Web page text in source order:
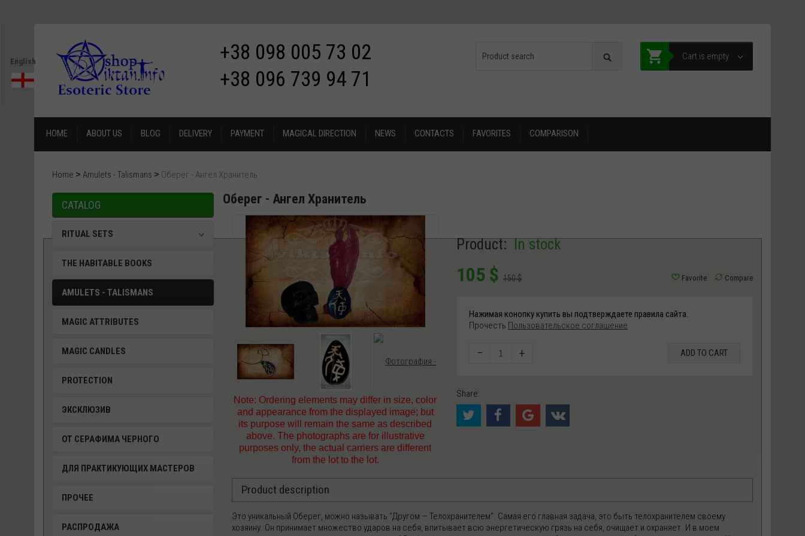
English
+38 098 005 73 02
+38 096 739 94 71
Cart is empty
HOME ABOUT US BLOG DELIVERY PAYMENT MAGICAL DIRECTION NEWS CONTACTS FAVORITES COMPARISON
Home Amulets - Talismans Оберег - Ангел Хранитель
CATALOG
RITUAL SETS
THE HABITABLE BOOKS
AMULETS - TALISMANS
MAGIC ATTRIBUTES
MAGIC CANDLES
PROTECTION
ЭКСКЛЮЗИВ
ОТ СЕРАФИМА ЧЕРНОГО
ДЛЯ ПРАКТИКУЮЩИХ МАСТЕРОВ
ПРОЧЕЕ
РАСПРОДАЖА
Оберег - Ангел Хранитель
Note: Ordering elements may differ in size, color
and appearance from the displayed image; but
its purpose will remain the same as described
above. The photographs are for illustrative
purposes only, the actual carriers are different
from the lot to the lot.
Product: In stock
105 $ 150$
Нажимая конопку купить вы подтверждаете правила сайта.
Прочесть Пользовательское соглашение
− + ADD TO CART
Share:
Product description
Это уникальный Оберег, можно называть "Другом — Телохранителем". Самая его главная задача, это быть телохранителем своему
хозяину. Он принимает множество ударов на себя, впитывает всю энергетическую грязь на себя, очищает и охраняет. И в моем